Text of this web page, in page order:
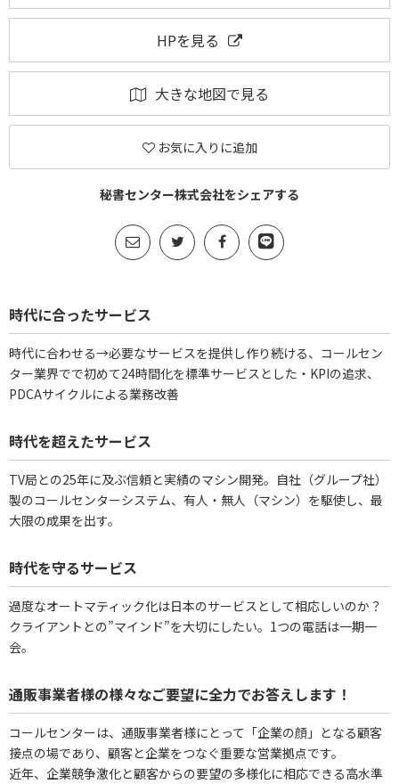
HPを見る
大きな地図で見る
お気に入りに追加
秘書センター株式会社をシェアする
時代に合ったサービス
時代に合わせる→必要なサービスを提供し作り続ける、コールセン
ター業界でで初めて24時間化を標準サービスとした・KPIの追求、
PDCAサイクルによる業務改善
時代を超えたサービス
TV局との25年に及ぶ信頼と実績のマシン開発。自社（グループ社）
製のコールセンターシステム、有人・無人（マシン）を駆使し、最
大限の成果を出す。
時代を守るサービス
過度なオートマティック化は日本のサービスとして相応しいのか？
クライアントとの”マインド”を大切にしたい。1つの電話は一期一
会。
通販事業者様の様々なご要望に全力でお答えします！
コールセンターは、通販事業者様にとって「企業の顔」となる顧客
接点の場であり、顧客と企業をつなぐ重要な営業拠点です。
近年、企業競争激化と顧客からの要望の多様化に相応できる高水準